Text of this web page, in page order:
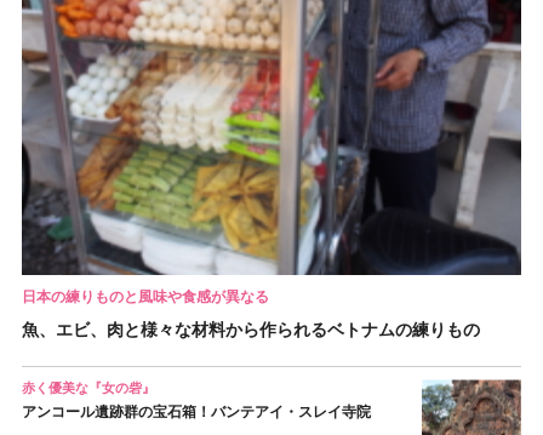
日本の練りものと風味や食感が異なる
魚、エビ、肉と様々な材料から作られるベトナムの練りもの
赤く優美な『女の砦』
アンコール遺跡群の宝石箱！バンテアイ・スレイ寺院